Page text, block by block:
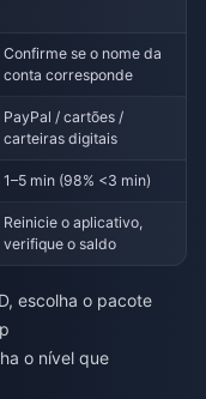
Confirme se o nome da
conta corresponde
PayPal / cartões /
carteiras digitais
1–5 min (98% <3 min)
Reinicie o aplicativo,
verifique o saldo
escolha o pacote
o nível que